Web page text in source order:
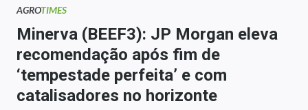
Newsletters
Money Trader
Anuncie
AGROTIMES
Minerva (BEEF3): JP Morgan eleva
recomendação após fim de
‘tempestade perfeita’ e com
catalisadores no horizonte